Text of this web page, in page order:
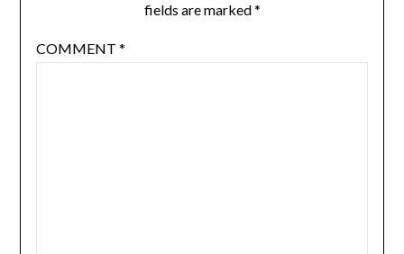
fields are marked*
COMMENT *